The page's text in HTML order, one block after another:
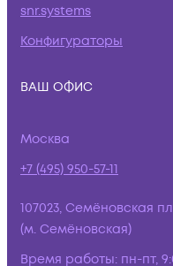
snr.systems
Конфигураторы
ВАШ ОФИС
Москва
+7 (495) 950-57-11
107023, Семёновская
(м. Семёновская)
Время работы: пн-пт,